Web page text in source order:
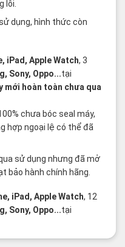
lỗi.
dụng, hình thức còn
iPad, Apple Watch, 3
Sony, Oppo...tại
mới hoàn toàn chưa qua
chưa bóc seal máy,
hợp ngoại lệ có thể đã
sử dụng nhưng đã mở
bảo hành chính hãng.
iPad, Apple Watch, 12
Sony, Oppo...tại